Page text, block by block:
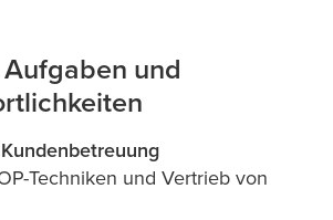
und
Techniken und Vertrieb von